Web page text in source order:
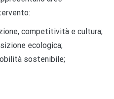
competitività e cultura;
ecologica;
sostenibile;